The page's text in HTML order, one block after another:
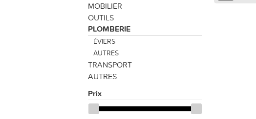
MOBILIER
OUTILS
PLOMBERIE
ÉVIERS
AUTRES
TRANSPORT
AUTRES
Prix